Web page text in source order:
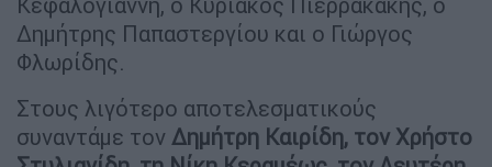
Δημήτρης Παπαστεργίου και ο Γιώργος
Φλωρίδης.
Στους λιγότερο αποτελεσματικούς
συναντάμε τον Δημήτρη Καιρίδη, τον Χρήστο